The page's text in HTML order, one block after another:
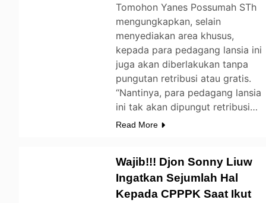
Tomohon Yanes Possumah STh
mengungkapkan, selain
menyediakan area khusus,
kepada para pedagang lansia ini
juga akan diberlakukan tanpa
pungutan retribusi atau gratis.
“Nantinya, para pedagang lansia
ini tak akan dipungut retribusi…
Read More
Wajib!!! Djon Sonny Liuw
Ingatkan Sejumlah Hal
Kepada CPPPK Saat Ikut